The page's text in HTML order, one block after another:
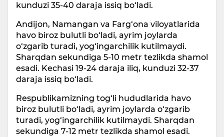
kunduzi 35-40 daraja issiq bo‘ladi.
Andijon, Namangan va Farg‘ona viloyatlarida
havo biroz bulutli bo‘ladi, ayrim joylarda
o‘zgarib turadi, yog‘ingarchilik kutilmaydi.
Sharqdan sekundiga 5-10 metr tezlikda shamol
esadi. Kechasi 19-24 daraja iliq, kunduzi 32-37
daraja issiq bo‘ladi.
Respublikamizning tog‘li hududlarida havo
biroz bulutli bo‘ladi, ayrim joylarda o‘zgarib
turadi, yog‘ingarchilik kutilmaydi. Sharqdan
sekundiga 7-12 metr tezlikda shamol esadi.